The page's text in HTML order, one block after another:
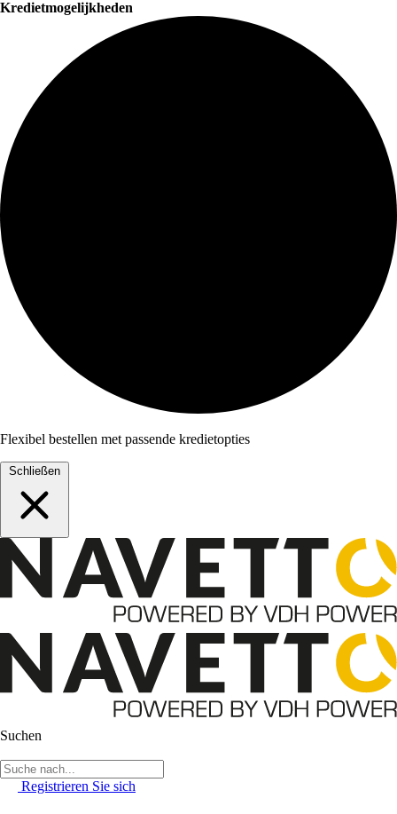
Kredietmogelijkheden
Flexibel bestellen met passende kredietopties
Schließen
Suchen
Registrieren Sie sich